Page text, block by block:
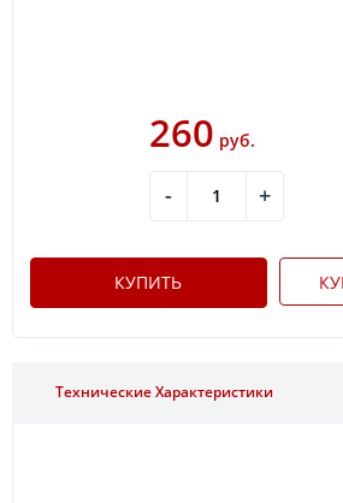
260 руб.
- +
КУПИТЬ
Технические Характеристики